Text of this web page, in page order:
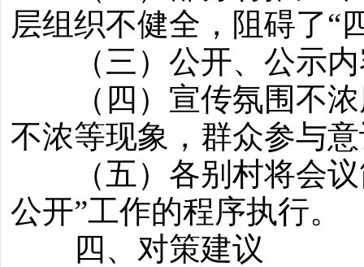
层组织不健全，阻碍了“
（三）公开、公示内
（四）宣传氛围不浓
不浓等现象，群众参与
（五）各别村将会议
公开”工作的程序执行。
四、对策建议